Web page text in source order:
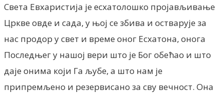
Света Евхаристија je есхатолошко пројављивање
Цркве овде и сада, у њој се збива и остварује за
нас продор у свет и време оног Есхатона, онога
Последњег у нашој вери што je Бог обећао и што
даје онима који Га љубе, а што нам је
припремљено и резервисано за сву вечност. Она